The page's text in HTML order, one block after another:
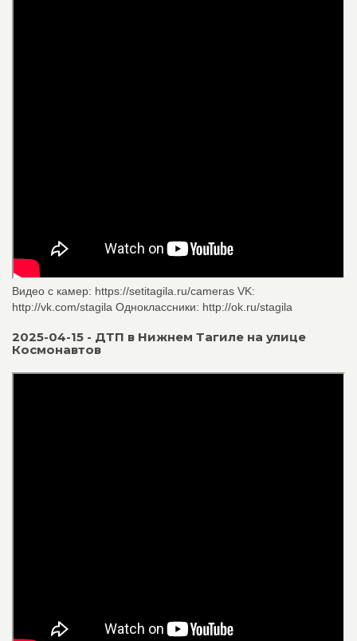
Видео с камер: https://setitagila.ru/cameras VK:
http://vk.com/stagila Одноклассники: http://ok.ru/stagila
2025-04-15 - ДТП в Нижнем Тагиле на улице
Космонавтов